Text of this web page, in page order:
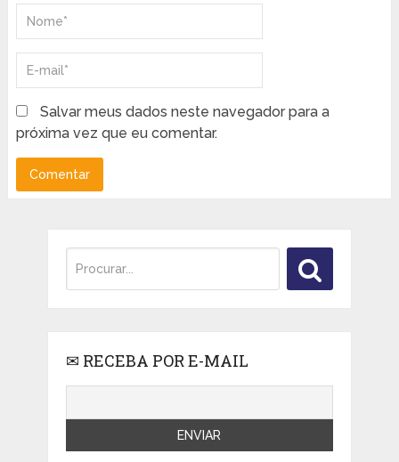
Salvar meus dados neste navegador para a
próxima vez que eu comentar.
✉ RECEBA POR E-MAIL